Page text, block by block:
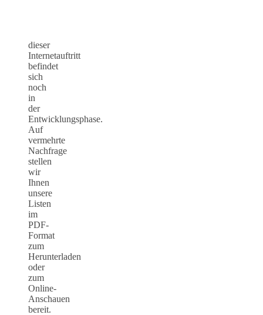
dieser
Internetauftritt
befindet
sich
noch
in
der
Entwicklungsphase.
Auf
vermehrte
Nachfrage
stellen
wir
Ihnen
unsere
Listen
im
PDF-
Format
zum
Herunterladen
oder
zum
Online-
Anschauen
bereit.